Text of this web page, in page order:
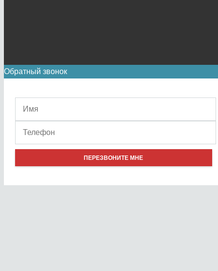
Обратный звонок